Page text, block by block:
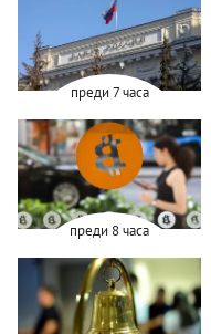
преди 7 часа
преди 8 часа